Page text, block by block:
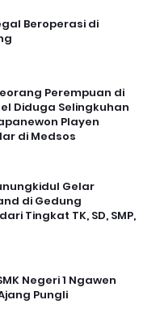
Beroperasi di
Perempuan di
Diduga Selingkuhan
Playen
di Medsos
Gelar
di Gedung
Tingkat TK, SD, SMP,
Negeri 1 Ngawen
Pungli